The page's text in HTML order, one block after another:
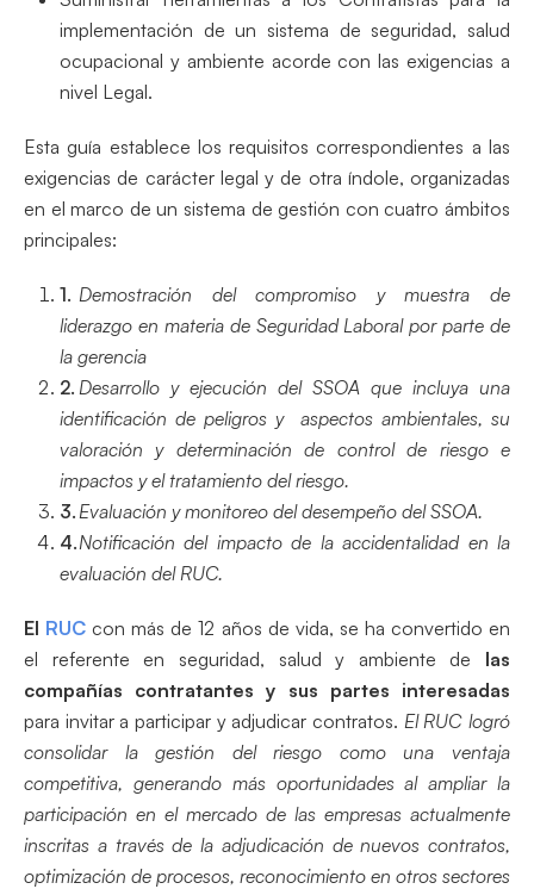
implementación de un sistema de seguridad, salud
ocupacional y ambiente acorde con las exigencias a
nivel Legal.
Esta guía establece los requisitos correspondientes a las
exigencias de carácter legal y de otra índole, organizadas
en el marco de un sistema de gestión con cuatro ámbitos
principales:
Demostración del compromiso y muestra de
liderazgo en materia de Seguridad Laboral por parte de
la gerencia
Desarrollo y ejecución del SSOA que incluya una
identificación de peligros y aspectos ambientales, su
valoración y determinación de control de riesgo e
impactos y el tratamiento del riesgo.
Evaluación y monitoreo del desempeño del SSOA.
Notificación del impacto de la accidentalidad en la
evaluación del RUC.
El RUC con más de 12 años de vida, se ha convertido en
el referente en seguridad, salud y ambiente de las
compañías contratantesy sus partes interesadas
para invitar a participar y adjudicar contratos. El RUC logró
consolidar la gestión del riesgo como una ventaja
competitiva, generando más oportunidades al ampliar la
participación en el mercado de las empresas actualmente
inscritas a través de la adjudicación de nuevos contratos,
optimización de procesos, reconocimiento en otros sectores